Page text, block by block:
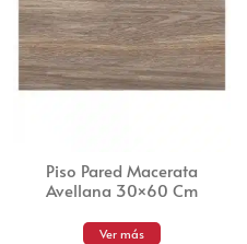
Piso Pared Macerata
Avellana 30×60 Cm
Ver más